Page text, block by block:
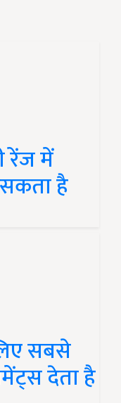
रेंज में
है
सबसे
देता है